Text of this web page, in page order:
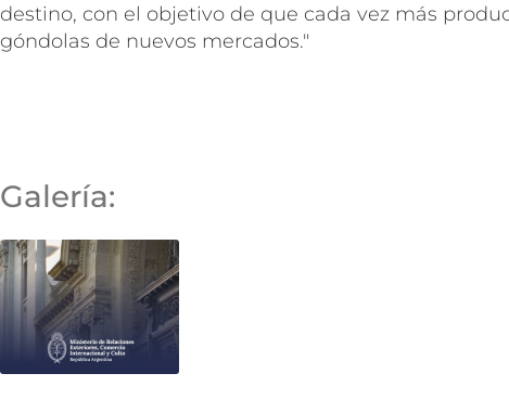
destino, con el objetivo de que cada vez más
góndolas de nuevos mercados."
Galería: